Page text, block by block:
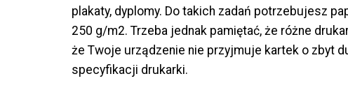
plakaty, dyplomy. Do takich zadań potrzebujesz
250 g/m2. Trzeba jednak pamiętać, że różne
że Twoje urządzenie nie przyjmuje kartek o zbyt
specyfikacji drukarki.